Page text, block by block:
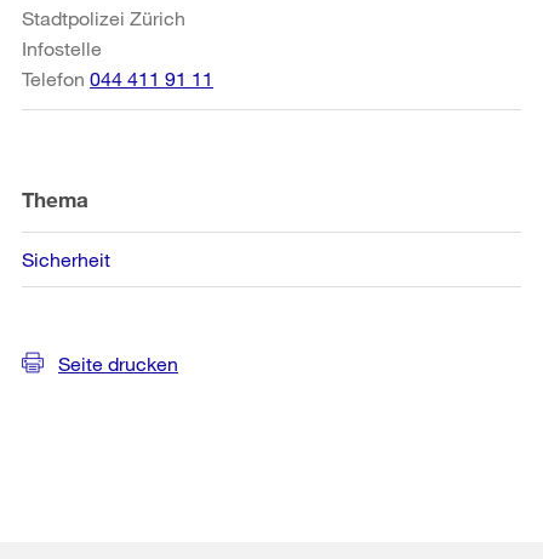
Stadtpolizei Zürich
Infostelle
Telefon 044 411 91 11
Thema
Sicherheit
Seite drucken